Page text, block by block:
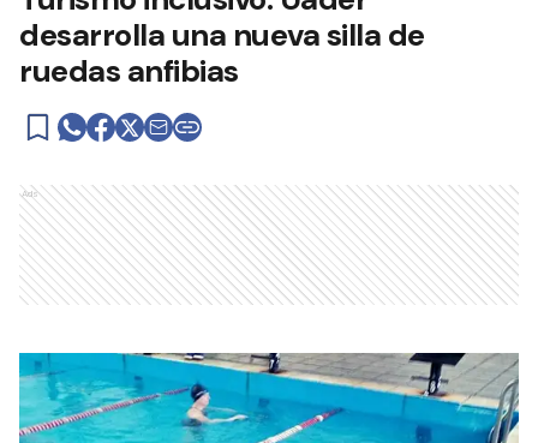
desarrolla una nueva silla de
ruedas anfibias
Ads